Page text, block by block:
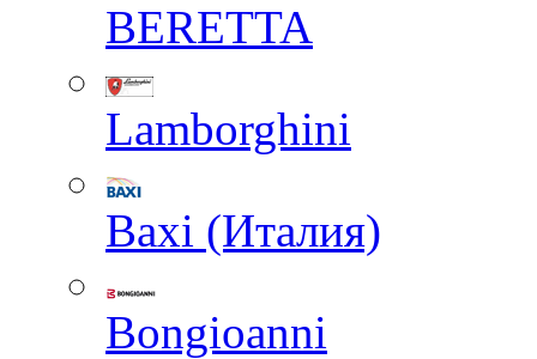
BERETTA
Lamborghini
Baxi (Италия)
Вongioanni